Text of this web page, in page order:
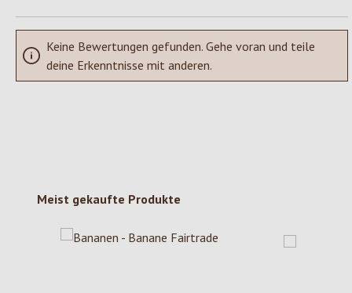
Keine Bewertungen gefunden. Gehe voran und teile
deine Erkenntnisse mit anderen.
Produktgalerie überspringen
Meist gekaufte Produkte